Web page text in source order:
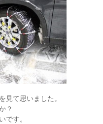
見て思いました。
？
です。